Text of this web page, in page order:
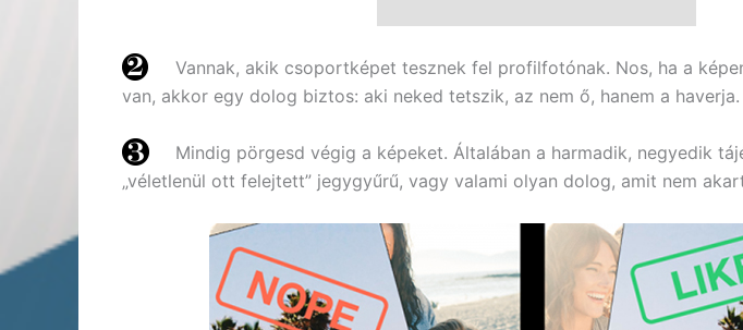
Vannak, akik csoportképet tesznek fel profilfotónak. Nos, ha a
van, akkor egy dolog biztos: aki neked tetszik, az nem ő, hanem a haverja.
Mindig pörgesd végig a képeket. Általában a harmadik, negyedik
„véletlenül ott felejtett” jegygyűrű, vagy valami olyan dolog, amit nem